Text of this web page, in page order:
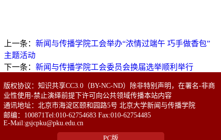
上一条： 新闻与传播学院工会举办“浓情过端午 巧手做香包”
主题活动
下一条： 新闻与传播学院工会委员会换届选举顺利举行
版权协议：知识共享CC3.0（BY-NC-ND）除非特别声明，在署名-非商
业性使用-禁止演绎前提下许可向公共领域传播本站内容
通讯地址：北京市海淀区颐和园路5号 北京大学新闻与传播学院
邮编：100871Tel:010-62754683 Fax:010-62754485
E-Mail:gsjcpku@pku.edu.cn
PC版